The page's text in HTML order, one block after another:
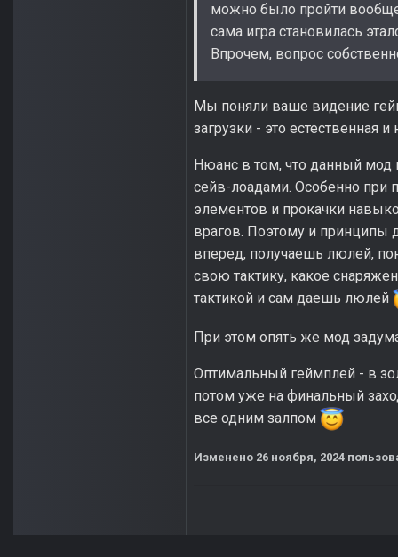
можно было пройти вообще
сама игра становилась
Впрочем, вопрос
Мы поняли ваше видение
загрузки - это естественная
Нюанс в том, что данный
сейв-лоадами. Особенно при
элементов и прокачки
врагов. Поэтому и принципы
вперед, получаешь люлей,
свою тактику, какое
тактикой и сам даешь люлей
При этом опять же мод
Оптимальный геймплей - в
потом уже на финальный
все одним залпом
Изменено 26 ноября, 2024